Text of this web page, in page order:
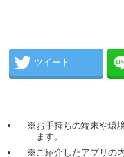
ツイート
※お手持ちの端末や環
ます。
※ご紹介したアプリの